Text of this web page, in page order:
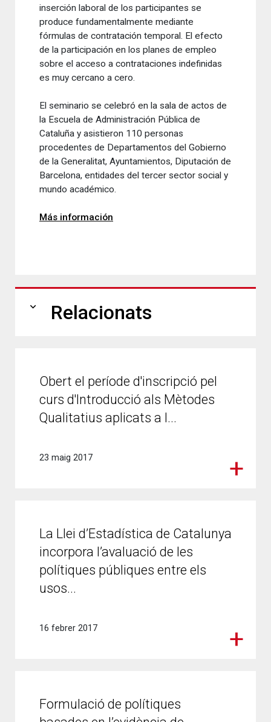
inserción laboral de los participantes se
produce fundamentalmente mediante
fórmulas de contratación temporal. El efecto
de la participación en los planes de empleo
sobre el acceso a contrataciones indefinidas
es muy cercano a cero.
El seminario se celebró en la sala de actos de
la Escuela de Administración Pública de
Cataluña y asistieron 110 personas
procedentes de Departamentos del Gobierno
de la Generalitat, Ayuntamientos, Diputación de
Barcelona, entidades del tercer sector social y
mundo académico.
Más información
expand_more Relacionats
Obert el període d'inscripció pel
curs d'Introducció als Mètodes
Qualitatius aplicats a l...
23 maig 2017
La Llei d’Estadística de Catalunya
incorpora l’avaluació de les
polítiques públiques entre els
usos...
16 febrer 2017
Formulació de polítiques